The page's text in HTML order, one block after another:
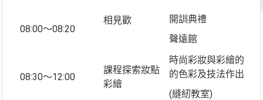
08:00～08:20
相見歡
開訓典禮
聲遠館
08:30～12:00
課程探索妝點
彩繪
時尚彩妝與彩繪的結
的色彩及技法作出創
(縫紉教室)